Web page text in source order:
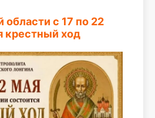
области с 17 по 22
крестный ход